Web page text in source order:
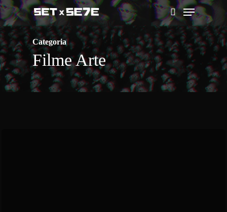
Skip
to
main
content
pesquisar
Menu
Categoria
Filme Arte